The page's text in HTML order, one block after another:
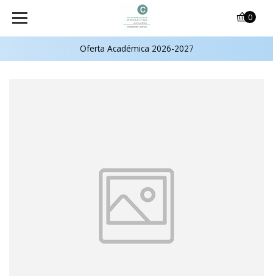
Oferta Académica 2026-2027
0